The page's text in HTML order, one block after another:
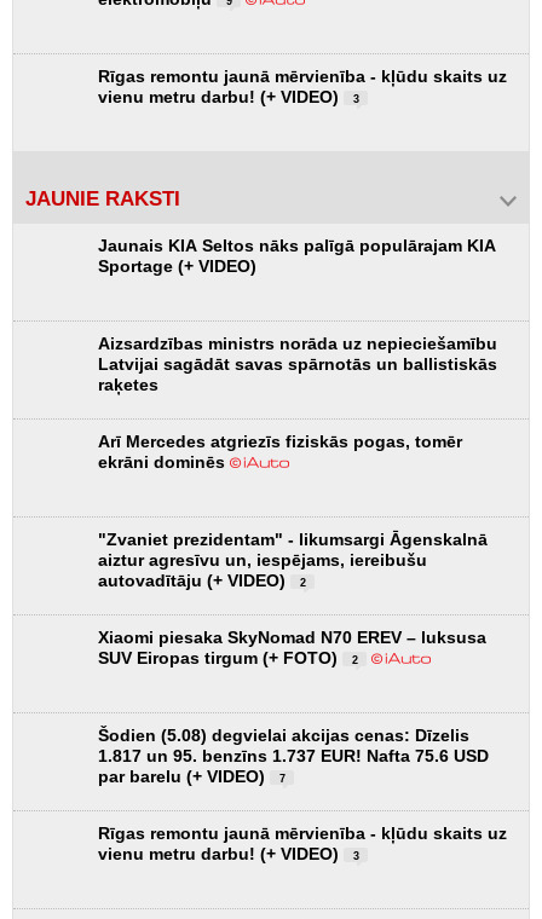
Rīgas remontu jaunā mērvienība - kļūdu skaits uz
vienu metru darbu! (+ VIDEO)
3
JAUNIE RAKSTI
Jaunais KIA Seltos nāks palīgā populārajam KIA
Sportage (+ VIDEO)
Aizsardzības ministrs norāda uz nepieciešamību
Latvijai sagādāt savas spārnotās un ballistiskās
raķetes
Arī Mercedes atgriezīs fiziskās pogas, tomēr
ekrāni dominēs
"Zvaniet prezidentam" - likumsargi Āgenskalnā
aiztur agresīvu un, iespējams, iereibušu
autovadītāju (+ VIDEO)
2
Xiaomi piesaka SkyNomad N70 EREV – luksusa
SUV Eiropas tirgum (+ FOTO)
2
Šodien (5.08) degvielai akcijas cenas: Dīzelis
1.817 un 95. benzīns 1.737 EUR! Nafta 75.6 USD
par barelu (+ VIDEO)
7
Rīgas remontu jaunā mērvienība - kļūdu skaits uz
vienu metru darbu! (+ VIDEO)
3